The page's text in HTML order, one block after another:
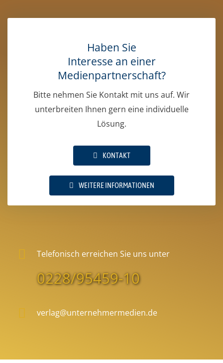
Haben Sie
Interesse an einer
Medienpartnerschaft?
Bitte nehmen Sie Kontakt mit uns auf. Wir
unterbreiten Ihnen gern eine individuelle
Lösung.
KONTAKT
WEITERE INFORMATIONEN
Telefonisch erreichen Sie uns unter
0228/95459-10
verlag@unternehmermedien.de